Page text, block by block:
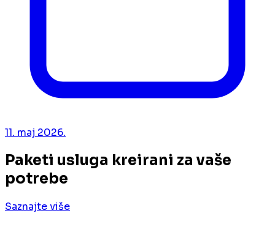
11. maj 2026.
Paketi usluga kreirani za vaše
potrebe
Saznajte više